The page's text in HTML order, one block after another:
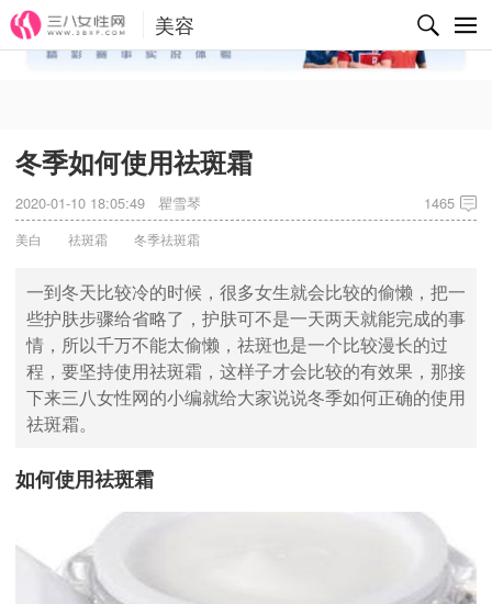
✕
美容
冬季如何使用祛斑霜
2020-01-10 18:05:49 瞿雪琴 1465
美白 祛斑霜 冬季祛斑霜
一到冬天比较冷的时候，很多女生就会比较的偷懒，把一
些护肤步骤给省略了，护肤可不是一天两天就能完成的事
情，所以千万不能太偷懒，祛斑也是一个比较漫长的过
程，要坚持使用祛斑霜，这样子才会比较的有效果，那接
下来三八女性网的小编就给大家说说冬季如何正确的使用
祛斑霜。
如何使用祛斑霜